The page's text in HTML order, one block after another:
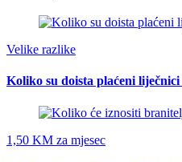
Velike razlike
Koliko su doista plaćeni
1,50 KM za mjesec